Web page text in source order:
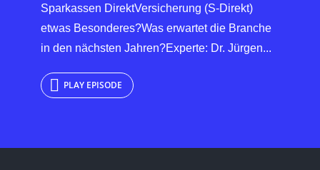
Sparkassen DirektVersicherung (S-Direkt)
etwas Besonderes?Was erwartet die Branche
in den nächsten Jahren?Experte: Dr. Jürgen...
PLAY EPISODE